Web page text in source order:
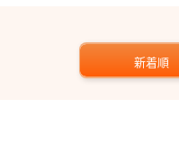
新着順